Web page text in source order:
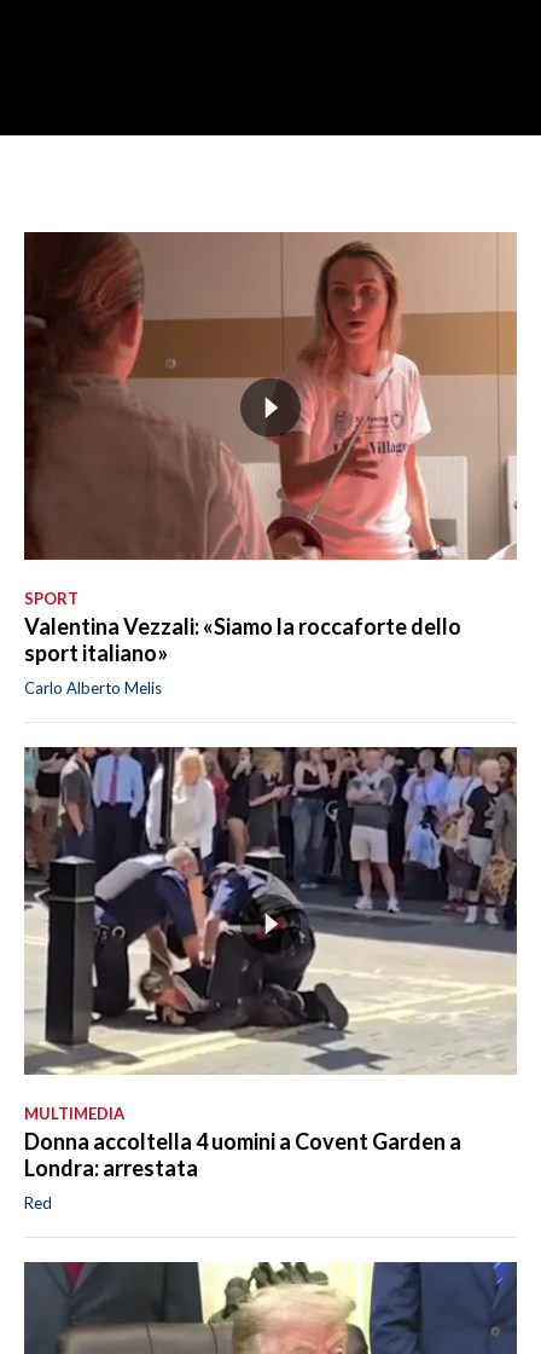
SPORT
Valentina Vezzali: «Siamo la roccaforte dello
sport italiano»
Carlo Alberto Melis
MULTIMEDIA
Donna accoltella 4 uomini a Covent Garden a
Londra: arrestata
Red